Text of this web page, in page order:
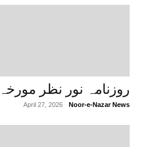
روزنامہ نور نظر مورخہ 28 اپریل 2026
Noor-e-Nazar News
April 27, 2026